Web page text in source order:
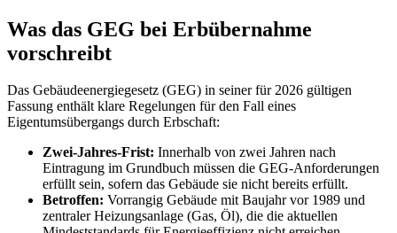
Was das GEG bei Erbübernahme
vorschreibt
Das Gebäudeenergiegesetz (GEG) in seiner für 2026 gültigen
Fassung enthält klare Regelungen für den Fall eines
Eigentumsübergangs durch Erbschaft:
Zwei-Jahres-Frist: Innerhalb von zwei Jahren nach
Eintragung im Grundbuch müssen die GEG-Anforderungen
erfüllt sein, sofern das Gebäude sie nicht bereits erfüllt.
Betroffen: Vorrangig Gebäude mit Baujahr vor 1989 und
zentraler Heizungsanlage (Gas, Öl), die die aktuellen